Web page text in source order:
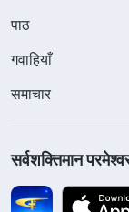
पाठ
गवाहियाँ
समाचार
सर्वशक्तिमान